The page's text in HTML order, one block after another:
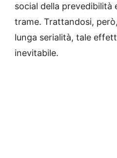
social della prevedibilità
trame. Trattandosi,
lunga serialità, tale
inevitabile.